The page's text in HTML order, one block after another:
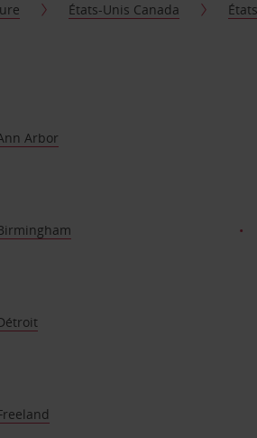
États-Unis Canada
Arbor